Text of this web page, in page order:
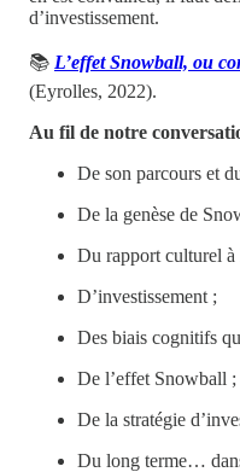
d’investissement.
📚 L’effet Snowball, ou
(Eyrolles, 2022).
Au fil de notre
De son parcours et
De la genèse de
Du rapport culturel à
D’investissement ;
Des biais cognitifs
De l’effet Snowball ;
De la stratégie
Du long terme…